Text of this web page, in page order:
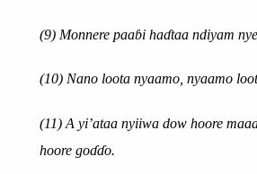
(9) Monnere paaɓi haɗtaa ndiyam
(10) Nano loota nyaamo, nyaamo
(11) A yi’ataa nyiiwa dow hoore
hoore goɗɗo.